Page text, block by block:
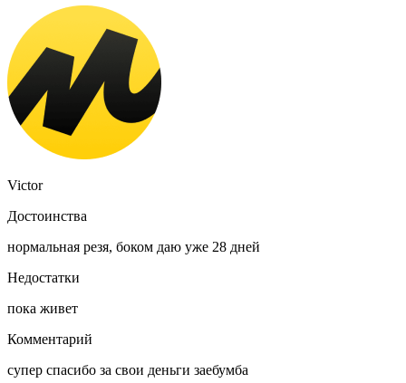
Victor
Достоинства
нормальная резя, боком даю уже 28 дней
Недостатки
пока живет
Комментарий
супер спасибо за свои деньги заебумба